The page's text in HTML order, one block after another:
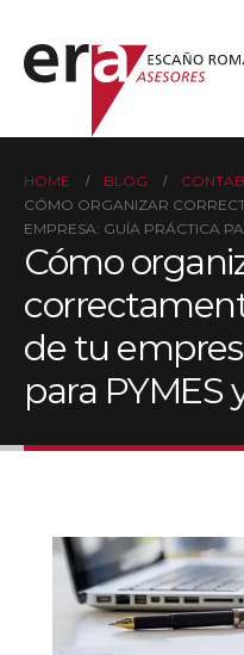
HOME BLOG
CÓMO ORGANIZAR
EMPRESA: GUÍA PRÁCTICA
Cómo
de tu
para PYMES
Post